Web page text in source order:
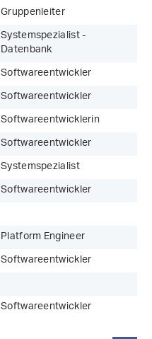
Gruppenleiter
Systemspezialist -
Datenbank
Softwareentwickler
Softwareentwickler
Softwareentwicklerin
Softwareentwickler
Systemspezialist
Softwareentwickler
Platform Engineer
Softwareentwickler
Softwareentwickler